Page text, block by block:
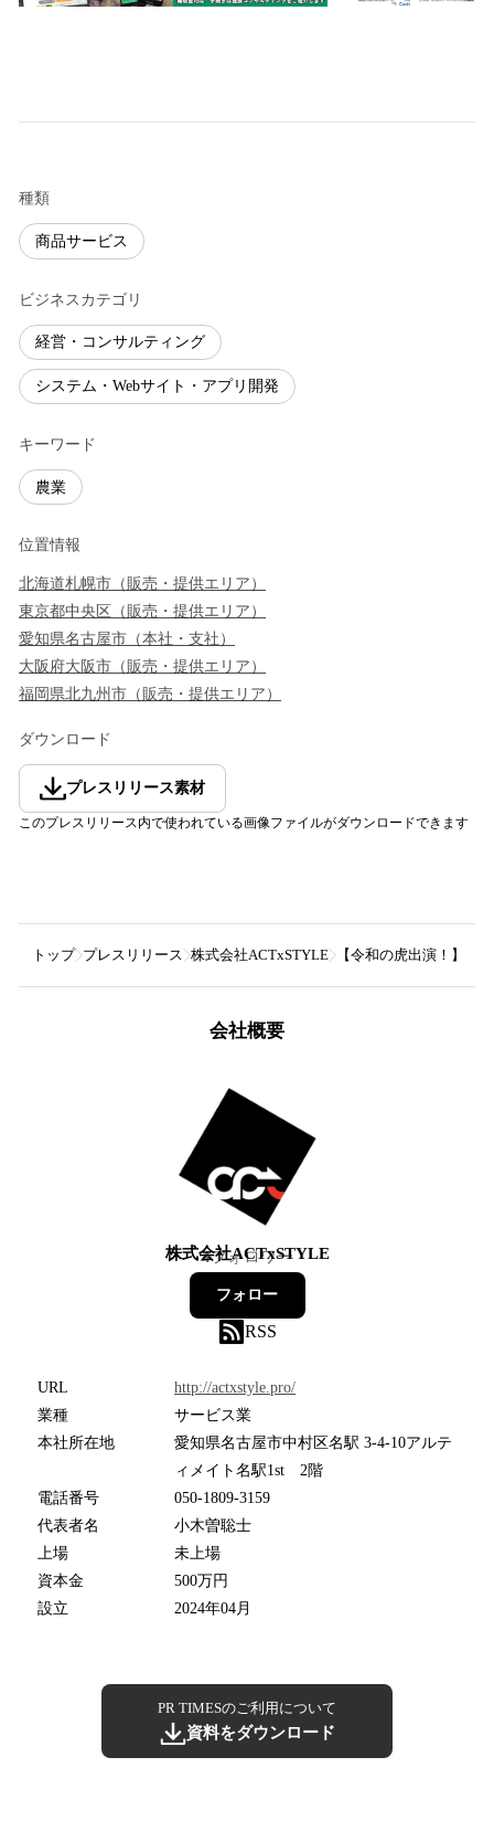
種類
商品サービス
ビジネスカテゴリ
経営・コンサルティング
システム・Webサイト・アプリ開発
キーワード
農業
位置情報
北海道札幌市 （販売・提供エリア ）
東京都中央区 （販売・提供エリア ）
愛知県名古屋市 （本社・支社 ）
大阪府大阪市 （販売・提供エリア ）
福岡県北九州市 （販売・提供エリア ）
ダウンロード
プレスリリース素材
このプレスリリース内で使われている画像ファイルがダウンロードできます
トップ プレスリリース 株式会社ACTxSTYLE 【令和の虎出演！】農
会社概要
株式会社ACTxSTYLE
4フォロワー
フォロー
RSS
URL
http://actxstyle.pro/
業種
サービス業
本社所在地
愛知県名古屋市中村区名駅 3-4-10アルテ
ィメイト名駅1st 2階
電話番号
050-1809-3159
代表者名
小木曽聡士
上場
未上場
資本金
500万円
設立
2024年04月
PR TIMESのご利用について
資料をダウンロード